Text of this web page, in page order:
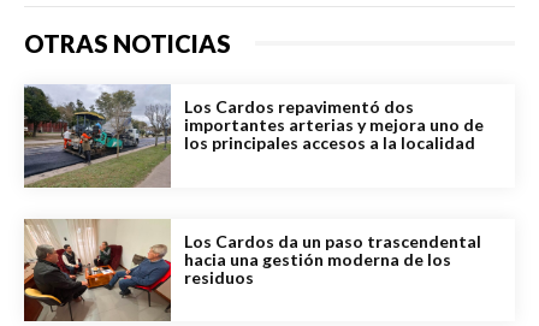
OTRAS NOTICIAS
Los Cardos repavimentó dos
importantes arterias y mejora uno de
los principales accesos a la localidad
Los Cardos da un paso trascendental
hacia una gestión moderna de los
residuos